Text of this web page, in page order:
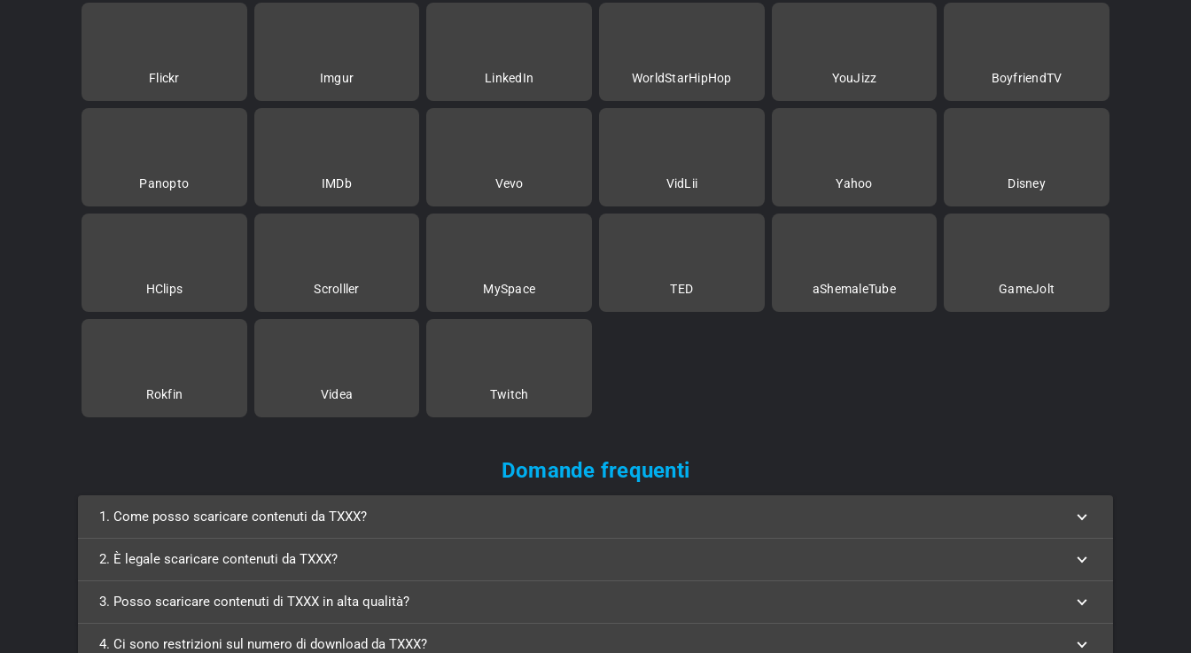
Flickr Imgur LinkedIn WorldStarHipHop YouJizz BoyfriendTV
Panopto IMDb Vevo VidLii Yahoo Disney
HClips Scrolller MySpace TED aShemaleTube GameJolt
Rokfin Videa Twitch
Domande frequenti
1. Come posso scaricare contenuti da TXXX?
2. È legale scaricare contenuti da TXXX?
3. Posso scaricare contenuti di TXXX in alta qualità?
4. Ci sono restrizioni sul numero di download da TXXX?